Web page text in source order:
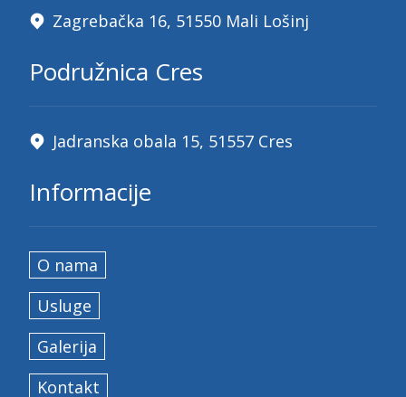
Zagrebačka 16, 51550 Mali Lošinj
Podružnica Cres
Jadranska obala 15, 51557 Cres
Informacije
O nama
Usluge
Galerija
Kontakt